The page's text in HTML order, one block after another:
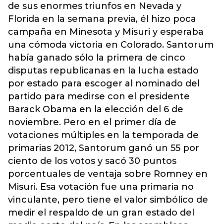
de sus enormes triunfos en Nevada y
Florida en la semana previa, él hizo poca
campaña en Minesota y Misuri y esperaba
una cómoda victoria en Colorado. Santorum
había ganado sólo la primera de cinco
disputas republicanas en la lucha estado
por estado para escoger al nominado del
partido para medirse con el presidente
Barack Obama en la elección del 6 de
noviembre. Pero en el primer día de
votaciones múltiples en la temporada de
primarias 2012, Santorum ganó un 55 por
ciento de los votos y sacó 30 puntos
porcentuales de ventaja sobre Romney en
Misuri. Esa votación fue una primaria no
vinculante, pero tiene el valor simbólico de
medir el respaldo de un gran estado del